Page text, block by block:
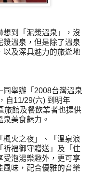
到「泥漿溫泉」，沒
溫泉，但是除了溫泉
以及深具魅力的旅遊地
舉辦「2008台灣溫泉
自11/29(六) 到明年
旅館及餐飲業者也提供
美食魅力。
火之夜」、「溫泉浪
福御守贈送」及「住
泡湯樂趣外，更可享
風味，配合優雅的音樂